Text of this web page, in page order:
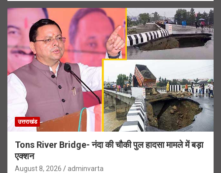
उत्तराखंड
Tons River Bridge- नंदा की चौकी पुल हादसा मामले में बड़ा
एक्शन
August 8, 2026 adminvarta